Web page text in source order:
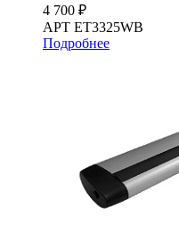
4 700 ₽
АРТ ET3325WB
Подробнее